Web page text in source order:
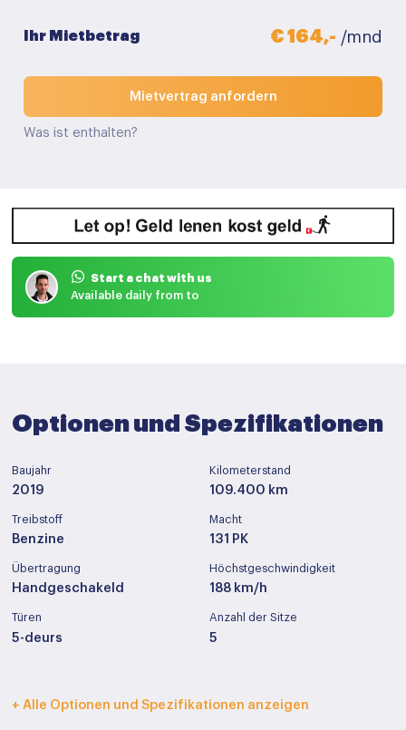
Ihr Mietbetrag € 164,- /mnd
Mietvertrag anfordern
Was ist enthalten?
Start a chat with us
Available daily from to
Optionen und Spezifikationen
Baujahr
2019
Kilometerstand
109.400 km
Treibstoff
Benzine
Macht
131 PK
Übertragung
Handgeschakeld
Höchstgeschwindigkeit
188 km/h
Türen
5-deurs
Anzahl der Sitze
5
Innenfarbe Polstermöbel
+ Alle Optionen und Spezifikationen anzeigen